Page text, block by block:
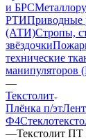
и БРС
РТИПриводные
(АТИ)Стропы,
звёздочки
технические
манипуляторов
—
Текстолит
Плёнка п/эт
Ф4
—Текстолит